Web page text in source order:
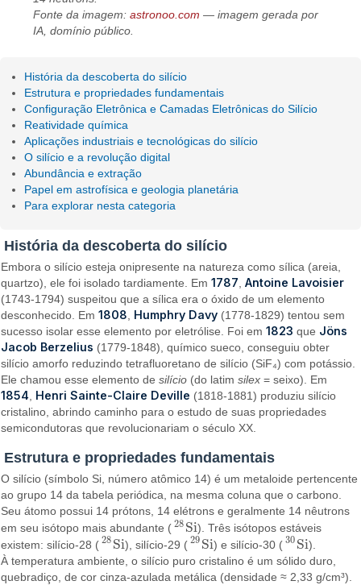
Fonte da imagem:astronoo.com — imagem gerada por
IA, domínio público.
História da descoberta do silício
Estrutura e propriedades fundamentais
Configuração Eletrônica e Camadas Eletrônicas do Silício
Reatividade química
Aplicações industriais e tecnológicas do silício
O silício e a revolução digital
Abundância e extração
Papel em astrofísica e geologia planetária
Para explorar nesta categoria
História da descoberta do silício
Embora o silício esteja onipresente na natureza como sílica (areia,
quartzo), ele foi isolado tardiamente. Em1787 ,Antoine Lavoisier
(1743-1794) suspeitou que a sílica era o óxido de um elemento
desconhecido. Em1808 Humphry Davy (1778-1829) tentou sem
sucesso isolar esse elemento por eletrólise. Foi em1823 que Jöns
Jacob Berzelius (1779-1848), químico sueco, conseguiu obter
silício amorfo reduzindo tetrafluoretano de silício (SiF₄) com potássio.
Ele chamou esse elemento desilício (do latimsilex = seixo). Em
1854 Henri Sainte-Claire Deville (1818-1881) produziu silício
cristalino, abrindo caminho para o estudo de suas propriedades
semicondutoras que revolucionariam o século XX.
Estrutura e propriedades fundamentais
O silício (símbolo Si, número atômico 14) é um metaloide pertencente
ao grupo 14 da tabela periódica, na mesma coluna que o carbono.
Seu átomo possui 14 prótons, 14 elétrons e geralmente 14 nêutrons
em seu isótopo mais abundante ( 28 Si
28Si ). Três isótopos estáveis
existem: silício-28 ( 28 Si
28Si ), silício-29 ( 29 Si
29Si ) e silício-30 ( 30 Si
30Si ).
À temperatura ambiente, o silício puro cristalino é um sólido duro,
quebradiço, de cor cinza-azulada metálica (densidade ≈ 2,33 g/cm³).